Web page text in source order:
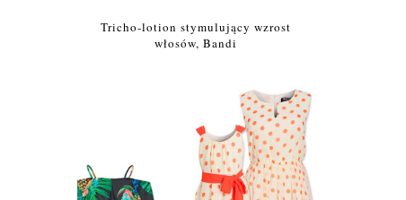
Tricho-lotion stymulujący wzrost
włosów, Bandi